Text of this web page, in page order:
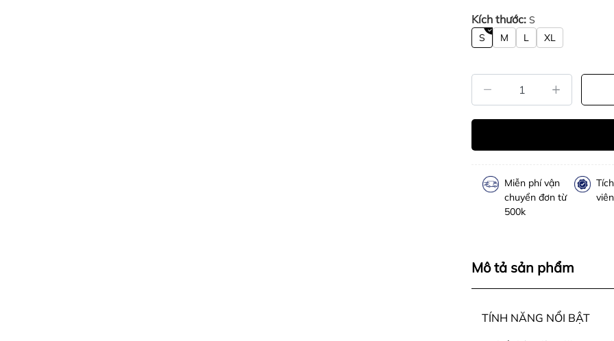
Kích thước: S
S M L XL
Miễn phí vận
chuyển đơn từ
500k
viên
Mô tả sản phẩm
TÍNH NĂNG NỔI BẬT